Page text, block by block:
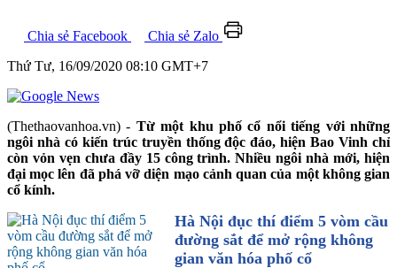
Chia sẻ Facebook
Chia sẻ Zalo
Thứ Tư, 16/09/2020 08:10 GMT+7
(Thethaovanhoa.vn) - Từ một khu phố cổ nổi tiếng với những
ngôi nhà có kiến trúc truyền thống độc đáo, hiện Bao Vinh chỉ
còn vỏn vẹn chưa đầy 15 công trình. Nhiều ngôi nhà mới, hiện
đại mọc lên đã phá vỡ diện mạo cảnh quan của một không gian
cổ kính.
Hà Nội đục thí điểm 5 vòm cầu
đường sắt để mở rộng không
gian văn hóa phố cổ